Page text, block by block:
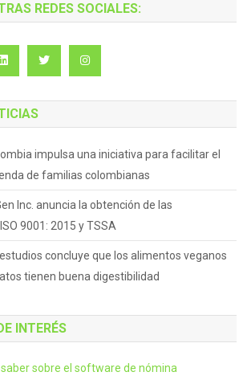
REDES SOCIALES:
impulsa una iniciativa para facilitar el
de familias colombianas
Inc. anuncia la obtención de las
9001: 2015 y TSSA
concluye que los alimentos veganos
tienen buena digestibilidad
INTERÉS
sobre el software de nómina